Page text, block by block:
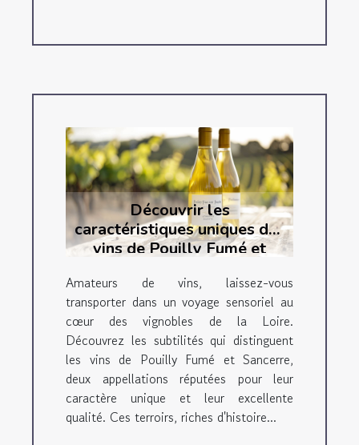
Découvrir les
caractéristiques uniques des
vins de Pouilly Fumé et
Amateurs de vins, laissez-vous
transporter dans un voyage sensoriel au
cœur des vignobles de la Loire.
Découvrez les subtilités qui distinguent
les vins de Pouilly Fumé et Sancerre,
deux appellations réputées pour leur
caractère unique et leur excellente
qualité. Ces terroirs, riches d'histoire...